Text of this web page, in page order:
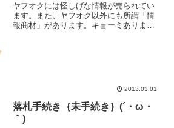
ヤフオクには怪しげな情報が売られてい
ます。また、ヤフオク以外にも所謂「情
報商材」があります。キョーミありませ
2013.03.01
落札手続き｛未手続き｝(´・ω・
｀)